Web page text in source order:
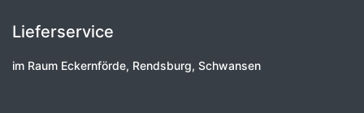
Lieferservice
im Raum Eckernförde, Rendsburg, Schwansen